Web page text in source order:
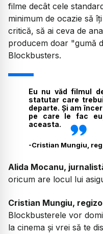
filme decât cele
minimum de ocazie să
critică, să ai ceva de
producem doar "gumă
Blockbusters.
Eu nu văd filmul
statutar care
departe. Și am
pe care le fac
aceasta.
-Cristian Mungiu,
Alida Mocanu,
oricum are locul lui
Cristian Mungiu,
Blockbusterele vor
la cinema și vrei să te